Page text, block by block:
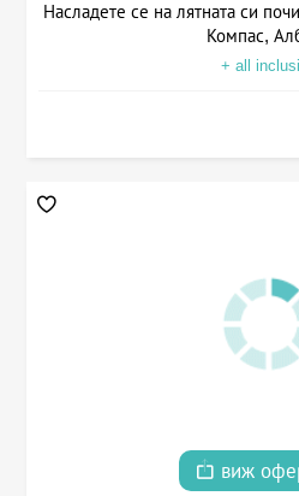
Насладете се на лятната си
Компас,
+ all
виж